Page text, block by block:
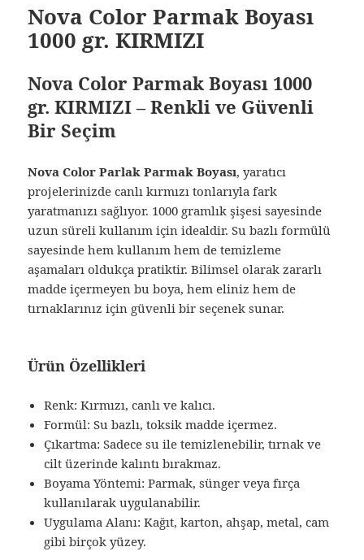
Nova Color Parmak Boyası
1000 gr. KIRMIZI
Nova Color Parmak Boyası 1000
gr. KIRMIZI – Renkli ve Güvenli
Bir Seçim
Nova Color Parlak Parmak Boyası, yaratıcı
projelerinizde canlı kırmızı tonlarıyla fark
yaratmanızı sağlıyor. 1000 gramlık şişesi sayesinde
uzun süreli kullanım için idealdir. Su bazlı formülü
sayesinde hem kullanım hem de temizleme
aşamaları oldukça pratiktir. Bilimsel olarak zararlı
madde içermeyen bu boya, hem eliniz hem de
tırnaklarınız için güvenli bir seçenek sunar.
Ürün Özellikleri
Renk: Kırmızı, canlı ve kalıcı.
Formül: Su bazlı, toksik madde içermez.
Çıkartma: Sadece su ile temizlenebilir, tırnak ve
cilt üzerinde kalıntı bırakmaz.
Boyama Yöntemi: Parmak, sünger veya fırça
kullanılarak uygulanabilir.
Uygulama Alanı: Kağıt, karton, ahşap, metal, cam
gibi birçok yüzey.